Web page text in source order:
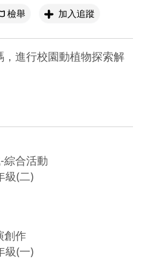
檢舉 加入追蹤
進行校園動植物探索解
綜合活動
級(二)
創作
級(一)